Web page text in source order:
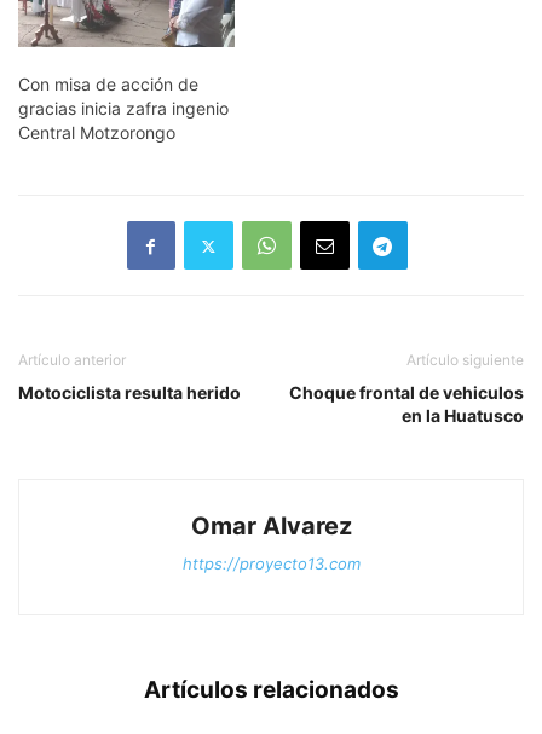
Con misa de acción de
gracias inicia zafra ingenio
Central Motzorongo
Artículo anterior
Motociclista resulta herido
Artículo siguiente
Choque frontal de vehiculos
en la Huatusco
Omar Alvarez
https://proyecto13.com
Artículos relacionados